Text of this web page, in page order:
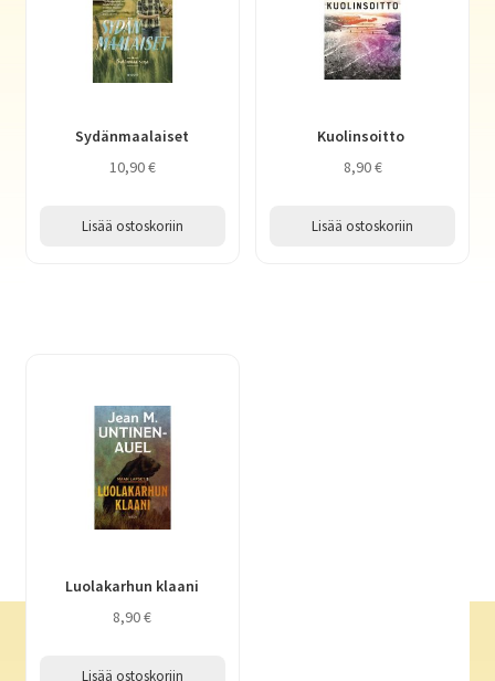
Sydänmaalaiset
10,90€
Lisää ostoskoriin
Kuolinsoitto
8,90€
Lisää ostoskoriin
Luolakarhun klaani
8,90€
Lisää ostoskoriin